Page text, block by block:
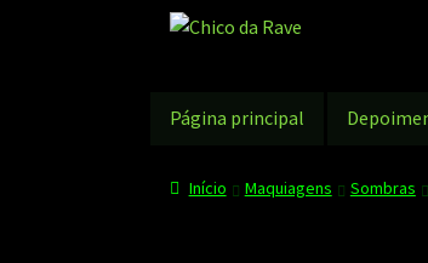
Pular
Pular
conteúdo
Página principal
Início Maquiagens Sombras